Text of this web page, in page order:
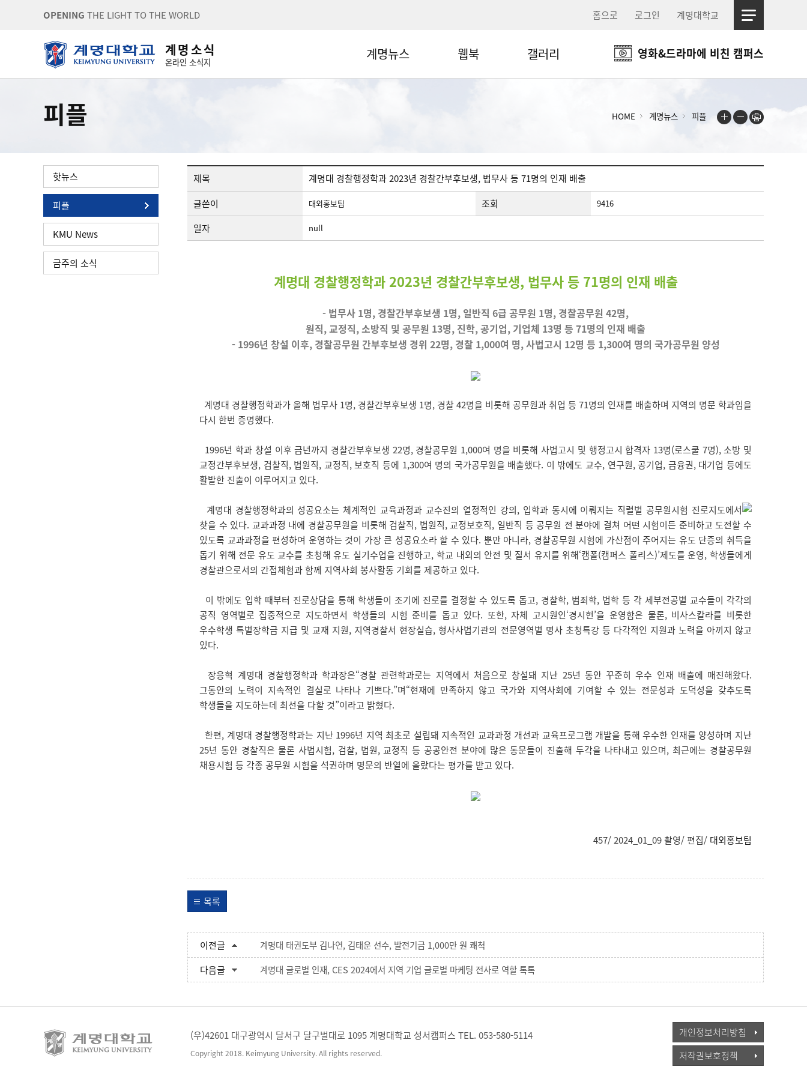
OPENING THE LIGHT TO THE WORLD 홈으로 로그인 계명대학교
계 명 소 식
온라인 소식지 계명뉴스 웹북 갤러리 영화&드라마에 비친 캠퍼스
피플 HOME 계명뉴스 피플
핫뉴스
피플
KMU News
금주의 소식
제목
계명대 경찰행정학과 2023년 경찰간부후보생, 법무사 등 71명의 인재 배출
글쓴이
대외홍보팀 조회 9416
일자 null
계명대 경찰행정학과 2023년 경찰간부후보생, 법무사 등 71명의 인재 배출
- 법무사 1명, 경찰간부후보생 1명, 일반직 6급 공무원 1명, 경찰공무원 42명,
원직, 교정직, 소방직 및 공무원 13명, 진학, 공기업, 기업체 13명 등 71명의 인재 배출
- 1996년 창설 이후, 경찰공무원 간부후보생 경위 22명, 경찰 1,000여 명, 사법고시 12명 등 1,300여 명의 국가공무원 양성
계명대 경찰행정학과가 올해 법무사 1명, 경찰간부후보생 1명, 경찰 42명을 비롯해 공무원과 취업 등 71명의 인재를 배출하며 지역의 명문 학과임을
다시 한번 증명했다.
1996년 학과 창설 이후 금년까지 경찰간부후보생 22명, 경찰공무원 1,000여 명을 비롯해 사법고시 및 행정고시 합격자 13명(로스쿨 7명), 소방 및
교정간부후보생, 검찰직, 법원직, 교정직, 보호직 등에 1,300여 명의 국가공무원을 배출했다. 이 밖에도 교수, 연구원, 공기업, 금융권, 대기업 등에도
활발한 진출이 이루어지고 있다.
계명대 경찰행정학과의 성공요소는 체계적인 교육과정과 교수진의 열정적인 강의, 입학과 동시에 이뤄지는 직렬별 공무원시험 진로지도에서
찾을 수 있다. 교과과정 내에 경찰공무원을 비롯해 검찰직, 법원직, 교정보호직, 일반직 등 공무원 전 분야에 걸쳐 어떤 시험이든 준비하고 도전할 수
있도록 교과과정을 편성하여 운영하는 것이 가장 큰 성공요소라 할 수 있다. 뿐만 아니라, 경찰공무원 시험에 가산점이 주어지는 유도 단증의 취득을
돕기 위해 전문 유도 교수를 초청해 유도 실기수업을 진행하고, 학교 내외의 안전 및 질서 유지를 위해‘캠폴(캠퍼스 폴리스)’제도를 운영, 학생들에게
경찰관으로서의 간접체험과 함께 지역사회 봉사활동 기회를 제공하고 있다.
이 밖에도 입학 때부터 진로상담을 통해 학생들이 조기에 진로를 결정할 수 있도록 돕고, 경찰학, 범죄학, 법학 등 각 세부전공별 교수들이 각각의
공직 영역별로 집중적으로 지도하면서 학생들의 시험 준비를 돕고 있다. 또한, 자체 고시원인‘경시헌’을 운영함은 물론, 비사스칼라를 비롯한
우수학생 특별장학금 지급 및 교재 지원, 지역경찰서 현장실습, 형사사법기관의 전문영역별 명사 초청특강 등 다각적인 지원과 노력을 아끼지 않고
있다.
장응혁 계명대 경찰행정학과 학과장은“경찰 관련학과로는 지역에서 처음으로 창설돼 지난 25년 동안 꾸준히 우수 인재 배출에 매진해왔다.
그동안의 노력이 지속적인 결실로 나타나 기쁘다.”며“현재에 만족하지 않고 국가와 지역사회에 기여할 수 있는 전문성과 도덕성을 갖추도록
학생들을 지도하는데 최선을 다할 것”이라고 밝혔다.
한편, 계명대 경찰행정학과는 지난 1996년 지역 최초로 설립돼 지속적인 교과과정 개선과 교육프로그램 개발을 통해 우수한 인재를 양성하며 지난
25년 동안 경찰직은 물론 사법시험, 검찰, 법원, 교정직 등 공공안전 분야에 많은 동문들이 진출해 두각을 나타내고 있으며, 최근에는 경찰공무원
채용시험 등 각종 공무원 시험을 석권하며 명문의 반열에 올랐다는 평가를 받고 있다.
457/ 2024_01_09 촬영/ 편집/ 대외홍보팀
목록
이전글
계명대 태권도부 김나연, 김태운 선수, 발전기금 1,000만 원 쾌척
다음글
계명대 글로벌 인재, CES 2024에서 지역 기업 글로벌 마케팅 전사로 역할 톡톡
(우)42601 대구광역시 달서구 달구벌대로 1095 계명대학교 성서캠퍼스 TEL. 053-580-5114
Copyright 2018. Keimyung University. All rights reserved.
개인정보처리방침
저작권보호정책